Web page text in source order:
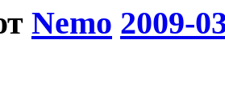
Nemo 2009-